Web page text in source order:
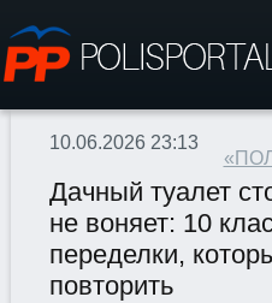
10.06.2026 23:13
Дачный туалет
не воняет: 10
переделки,
повторить